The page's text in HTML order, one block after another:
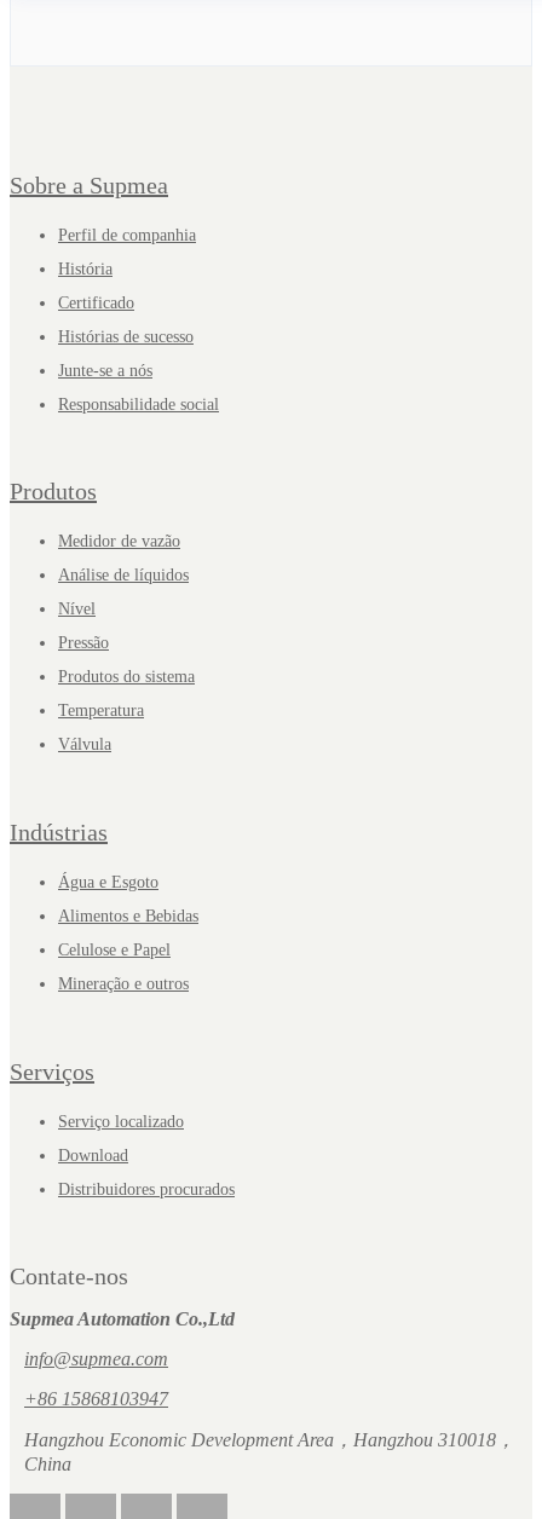
Sobre a Supmea
Perfil de companhia
História
Certificado
Histórias de sucesso
Junte-se a nós
Responsabilidade social
Produtos
Medidor de vazão
Análise de líquidos
Nível
Pressão
Produtos do sistema
Temperatura
Válvula
Indústrias
Água e Esgoto
Alimentos e Bebidas
Celulose e Papel
Mineração e outros
Serviços
Serviço localizado
Download
Distribuidores procurados
Contate-nos
Supmea Automation Co.,Ltd
info@supmea.com
+86 15868103947
Hangzhou Economic Development Area，Hangzhou 310018，
China